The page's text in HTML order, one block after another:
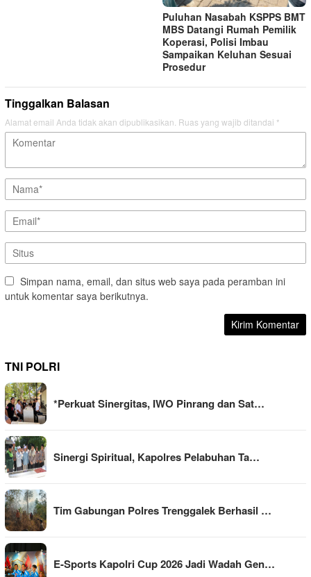
Puluhan Nasabah KSPPS BMT
MBS Datangi Rumah Pemilik
Koperasi, Polisi Imbau
Sampaikan Keluhan Sesuai
Prosedur
Tinggalkan Balasan
Alamat email Anda tidak akan dipublikasikan. Ruas yang wajib ditandai *
Simpan nama, email, dan situs web saya pada peramban ini
untuk komentar saya berikutnya.
TNI POLRI
*Perkuat Sinergitas, IWO Pinrang dan Sat…
Sinergi Spiritual, Kapolres Pelabuhan Ta…
Tim Gabungan Polres Trenggalek Berhasil …
E-Sports Kapolri Cup 2026 Jadi Wadah Gen…